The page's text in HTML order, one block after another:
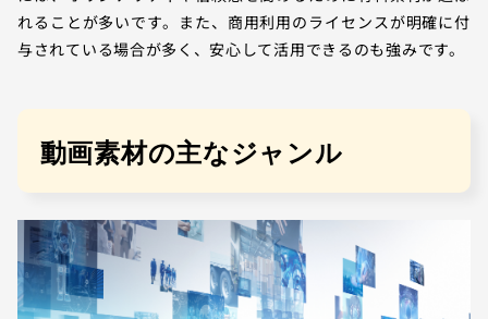
れることが多いです。また、商用利用のライセンスが明確に付
与されている場合が多く、安心して活用できるのも強みです。
動画素材の主なジャンル